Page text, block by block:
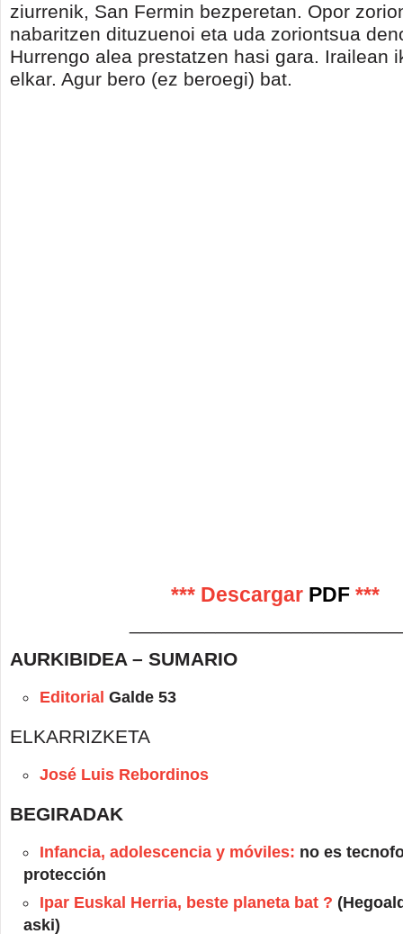
ziurrenik, San Fermin bezperetan. Opor
nabaritzen dituzuenoi eta uda zoriontsua
Hurrengo alea prestatzen hasi gara. Irailean
elkar. Agur bero (ez beroegi) bat.
*** Descargar PDF ***
AURKIBIDEA – SUMARIO
Editorial Galde 53
ELKARRIZKETA
José Luis Rebordinos
BEGIRADAK
Infancia, adolescencia y móviles: no es
protección
Ipar Euskal Herria, beste planeta bat ?
aski)